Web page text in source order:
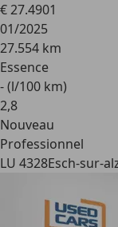
€ 27.4901
01/2025
27.554 km
Essence
- (l/100 km)
2,8
Nouveau
Professionnel
LU 4328Esch-sur-